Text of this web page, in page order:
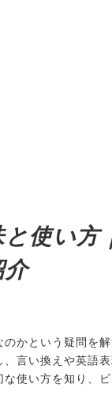
と使い
のかという疑問を
言い換えや英語
使い方を知り、